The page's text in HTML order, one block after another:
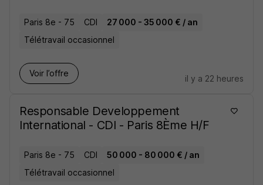
Paris 8e - 75 CDI
27 000 - 35 000 € / an
Télétravail occasionnel
Voir l’offre
il y a 22 heures
Responsable Developpement
International - CDI - Paris 8Ème H/F
Paris 8e - 75 CDI
50 000 - 80 000 € / an
Télétravail occasionnel